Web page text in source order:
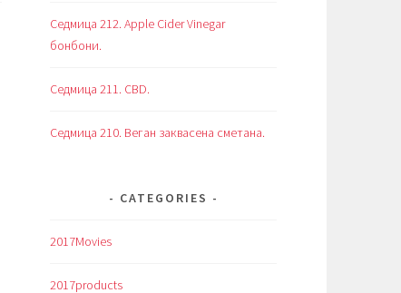
Седмица 212. Apple Cider Vinegar
бонбони.
Седмица 211. CBD.
Седмица 210. Веган заквасена сметана.
CATEGORIES
2017Movies
2017products